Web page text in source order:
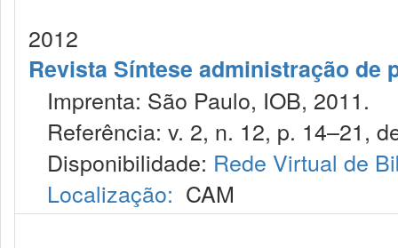
2012
Revista Síntese administração de
Imprenta: São Paulo, IOB, 2011.
Referência: v. 2, n. 12, p. 14–21,
Disponibilidade: Rede Virtual de
Localização: CAM